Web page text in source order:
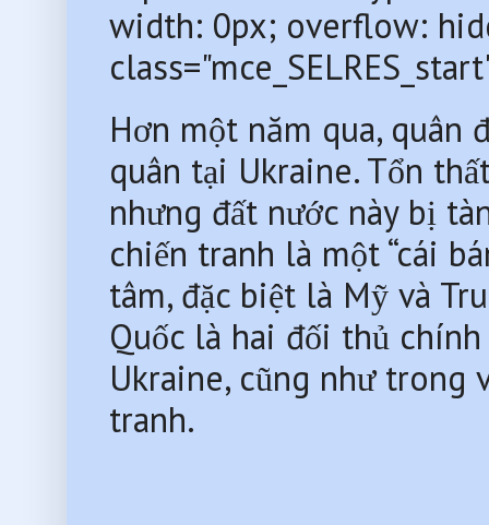
width: 0px; overflow:
Hơn một năm qua, quân
quân tại Ukraine. Tổn
nhưng đất nước này bị
chiến tranh là một “cái
tâm, đặc biệt là Mỹ và
Quốc là hai đối thủ
Ukraine, cũng như trong
tranh.